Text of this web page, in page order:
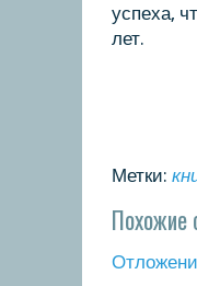
успеха,
лет.
Метки:
Похожие